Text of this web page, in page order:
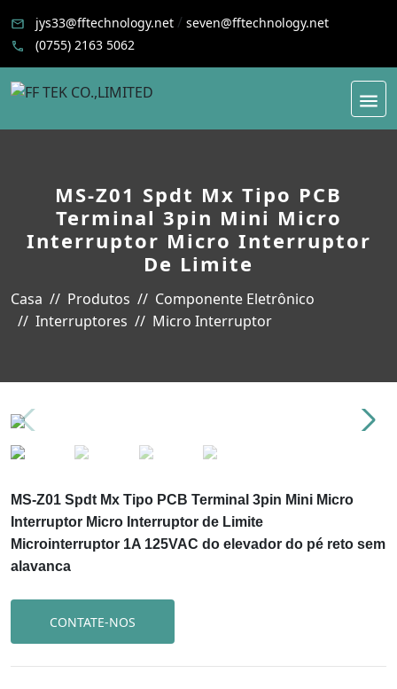
jys33@fftechnology.net / seven@fftechnology.net
(0755) 2163 5062
MS-Z01 Spdt Mx Tipo PCB
Terminal 3pin Mini Micro
Interruptor Micro Interruptor
De Limite
Casa Produtos
Componente Eletrônico
Interruptores
Micro Interruptor
MS-Z01 Spdt Mx Tipo PCB Terminal 3pin Mini Micro
Interruptor Micro Interruptor de Limite
Microinterruptor 1A 125VAC do elevador do pé reto sem
alavanca
CONTATE-NOS